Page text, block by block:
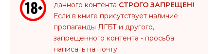
данного контента СТРОГО ЗАПРЕЩЕН!
Если в книге присутствует наличие
пропаганды ЛГБТ и другого,
запрещенного контента - просьба
написать на почту